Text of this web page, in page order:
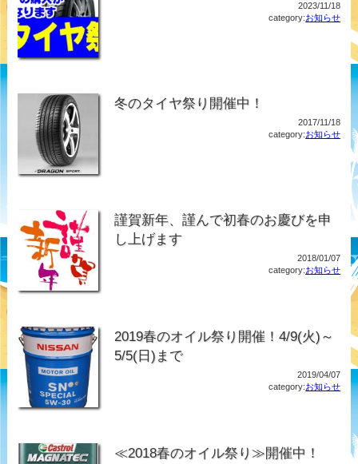
2023/11/18
category:お知らせ
冬のタイヤ祭り開催中！
2017/11/18
category:お知らせ
謹賀新年、謹んで初春のお慶びを申
し上げます
2018/01/07
category:お知らせ
2019春のオイル祭り開催！4/9(火)～
5/5(日)まで
2019/04/07
category:お知らせ
≪2018春のオイル祭り≫開催中！